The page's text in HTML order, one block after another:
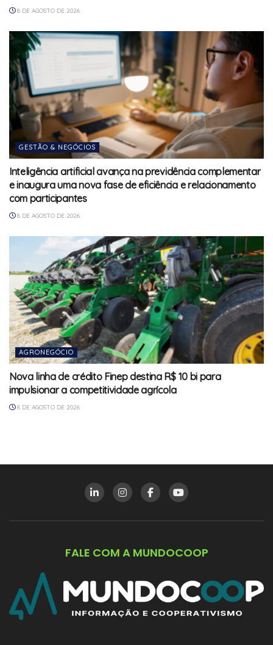
8 DE AGOSTO DE 2026
GESTÃO & NEGÓCIOS
Inteligência artificial avança na previdência complementar
e inaugura uma nova fase de eficiência e relacionamento
com participantes
8 DE AGOSTO DE 2026
AGRONEGÓCIO
Nova linha de crédito Finep destina R$ 10 bi para
impulsionar a competitividade agrícola
8 DE AGOSTO DE 2026
FALE COM A MUNDOCOOP